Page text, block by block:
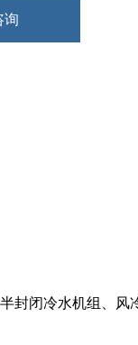
询
封闭冷水机组、